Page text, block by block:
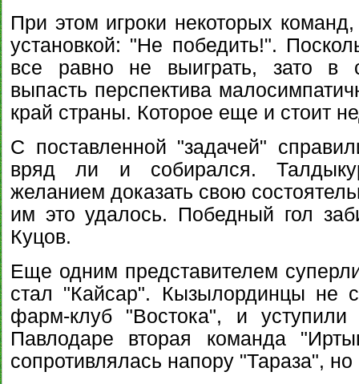
При этом игроки некоторых
установкой: "Не победить!".
все равно не выиграть, зато в
выпасть перспектива
край страны. Которое еще и стоит
С поставленной "задачей"
вряд ли и собирался.
желанием доказать свою
им это удалось. Победный гол
Куцов.
Еще одним представителем
стал "Кайсар". Кызылординцы не
фарм-клуб "Востока", и
Павлодаре вторая команда
сопротивлялась напору "Тараза",